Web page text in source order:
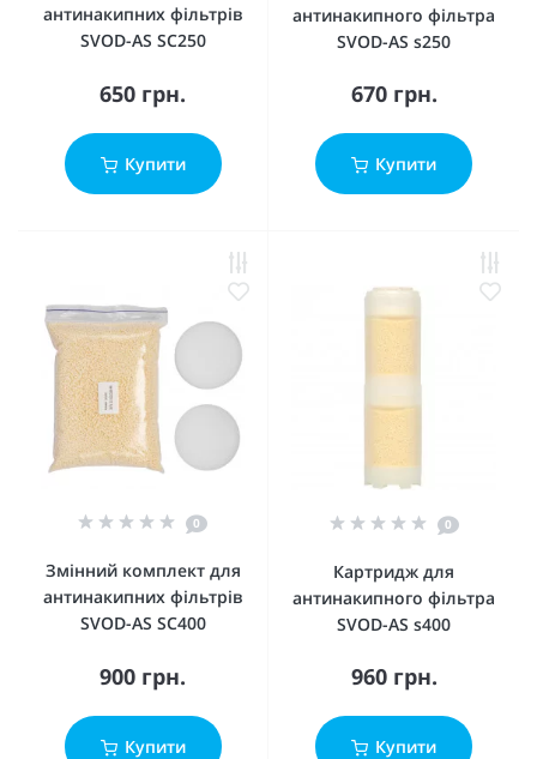
антинакипних фільтрів
SVOD-AS SC250
650 грн.
Купити
антинакипного фільтра
SVOD-AS s250
670 грн.
Купити
0
Змінний комплект для
антинакипних фільтрів
SVOD-AS SC400
900 грн.
Купити
0
Картридж для
антинакипного фільтра
SVOD-AS s400
960 грн.
Купити